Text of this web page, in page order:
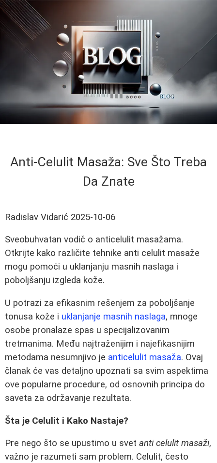
Anti-Celulit Masaža: Sve Što Treba
Da Znate
Radislav Vidarić 2025-10-06
Sveobuhvatan vodič o anticelulit masažama.
Otkrijte kako različite tehnike anti celulit masaže
mogu pomoći u uklanjanju masnih naslaga i
poboljšanju izgleda kože.
U potrazi za efikasnim rešenjem za poboljšanje
tonusa kože i uklanjanje masnih naslaga, mnoge
osobe pronalaze spas u specijalizovanim
tretmanima. Među najtraženijim i najefikasnijim
metodama nesumnjivo je anticelulit masaža. Ovaj
članak će vas detaljno upoznati sa svim aspektima
ove popularne procedure, od osnovnih principa do
saveta za održavanje rezultata.
Šta je Celulit i Kako Nastaje?
Pre nego što se upustimo u svet anti celulit masaži,
važno je razumeti sam problem. Celulit, često